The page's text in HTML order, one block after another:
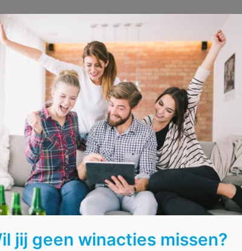
dat noemen we ook wel een perfecte leg. Bijna
klaar. Een darter ontvangt een bedrag van
goed doel en naar één gelukkige bezoeker in het
darten. De jonge Engelsman wist
goed gekeken naar zijn bankrekening. Hij won in
pond.
Prijzen.be
jij geen winacties missen?